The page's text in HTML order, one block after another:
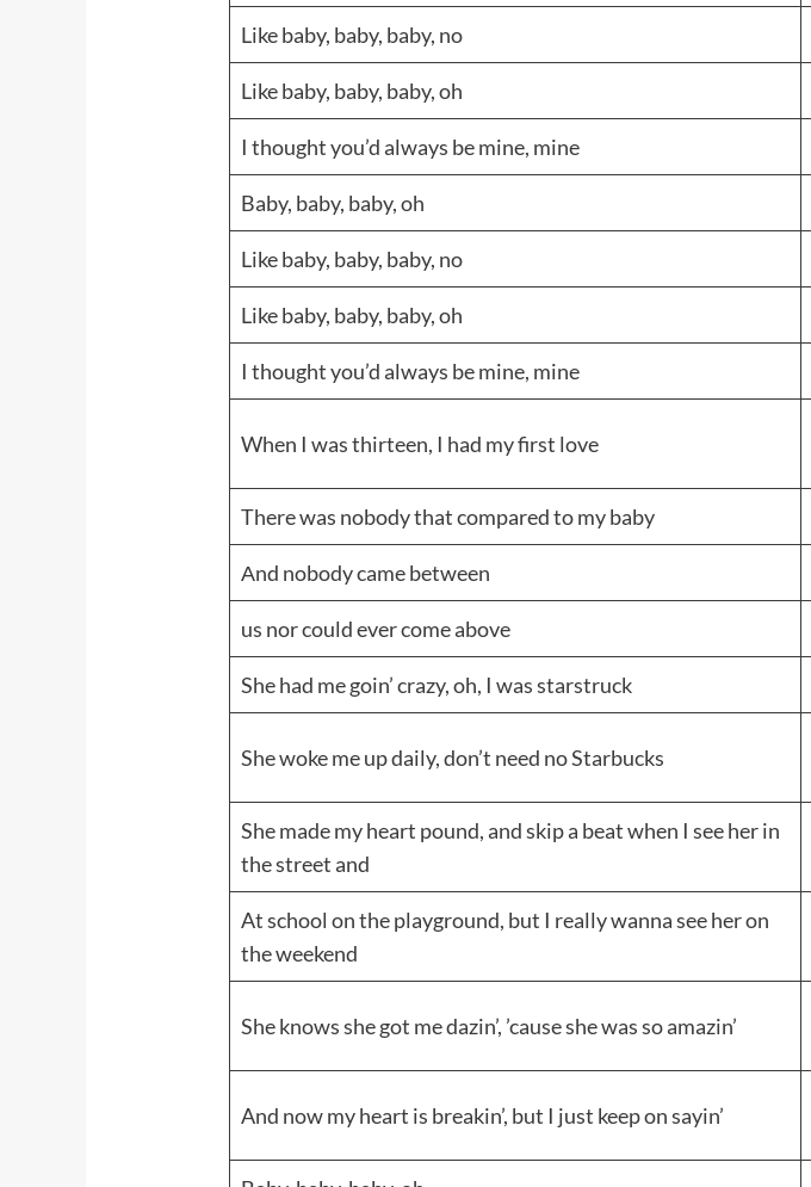
Like baby, baby, baby, no
Like baby, baby, baby, oh
I thought you’d always be mine, mine
Baby, baby, baby, oh
Like baby, baby, baby, no
Like baby, baby, baby, oh
I thought you’d always be mine, mine
When I was thirteen, I had my first love
There was nobody that compared to my baby
Аnd nobody came between
us nor could ever come above
She had me goin’ crazy, oh, I was starstruck
She woke me up daily, don’t need no Starbucks
She made my heart pound, and skip a beat when I see her in
the street and
At school on the playground, but I really wanna see her on
the weekend
She knows she got me dazin’, ’cause she was so amazin’
And now my heart is breakin’, but I just keep on sayin’